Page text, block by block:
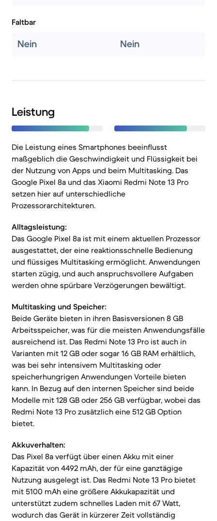
Faltbar
Nein Nein
Leistung
Die Leistung eines Smartphones beeinflusst
maßgeblich die Geschwindigkeit und Flüssigkeit bei
der Nutzung von Apps und beim Multitasking. Das
Google Pixel 8a und das Xiaomi Redmi Note 13 Pro
setzen hier auf unterschiedliche
Prozessorarchitekturen.
Alltagsleistung:
Das Google Pixel 8a ist mit einem aktuellen Prozessor
ausgestattet, der eine reaktionsschnelle Bedienung
und flüssiges Multitasking ermöglicht. Anwendungen
starten zügig, und auch anspruchsvollere Aufgaben
werden ohne spürbare Verzögerungen bewältigt.
Multitasking und Speicher:
Beide Geräte bieten in ihren Basisversionen 8 GB
Arbeitsspeicher, was für die meisten Anwendungsfälle
ausreichend ist. Das Redmi Note 13 Pro ist auch in
Varianten mit 12 GB oder sogar 16 GB RAM erhältlich,
was bei sehr intensivem Multitasking oder
speicherhungrigen Anwendungen Vorteile bieten
kann. In Bezug auf den internen Speicher sind beide
Modelle mit 128 GB oder 256 GB verfügbar, wobei das
Redmi Note 13 Pro zusätzlich eine 512 GB Option
bietet.
Akkuverhalten:
Das Pixel 8a verfügt über einen Akku mit einer
Kapazität von 4492 mAh, der für eine ganztägige
Nutzung ausgelegt ist. Das Redmi Note 13 Pro bietet
mit 5100 mAh eine größere Akkukapazität und
unterstützt zudem schnelles Laden mit 67 Watt,
wodurch das Gerät in kürzerer Zeit vollständig